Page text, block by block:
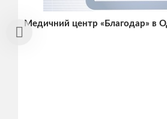
Медичний центр «Благодар» в